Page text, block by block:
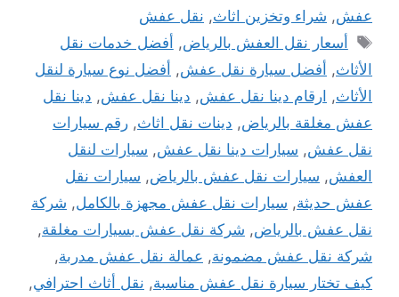
عفش, شراء وتخزين اثاث, نقل عفش
الوسوم
أسعار نقل العفش بالرياض, أفضل خدمات نقل
الأثاث, أفضل سيارة نقل عفش, أفضل نوع سيارة لنقل
الأثاث, ارقام دينا نقل عفش, دينا نقل عفش, دينا نقل
عفش مغلقة بالرياض, دينات نقل اثاث, رقم سيارات
نقل عفش, سيارات دينا نقل عفش, سيارات لنقل
العفش, سيارات نقل عفش بالرياض, سيارات نقل
عفش حديثة, سيارات نقل عفش مجهزة بالكامل, شركة
نقل عفش بالرياض, شركة نقل عفش بسيارات مغلقة,
شركة نقل عفش مضمونة, عمالة نقل عفش مدربة,
كيف تختار سيارة نقل عفش مناسبة, نقل أثاث احترافي,